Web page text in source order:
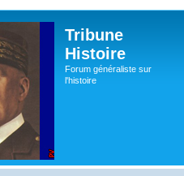
Tribune
Histoire
Forum généraliste sur
l'histoire